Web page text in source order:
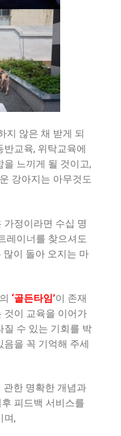
지 않은 채 받게 되
교육, 위탁교육에
느끼게 될 것이고,
강아지는 아무것도
가정이라면 수십 명
레이너를 찾으셔도
많이 돌아 오지는 마
‘골든타임’이 존재
것이 교육을 이어가
질 수 있는 기회를 박
을 꼭 기억해 주세
관한 명확한 개념과
피드백 서비스를
며,